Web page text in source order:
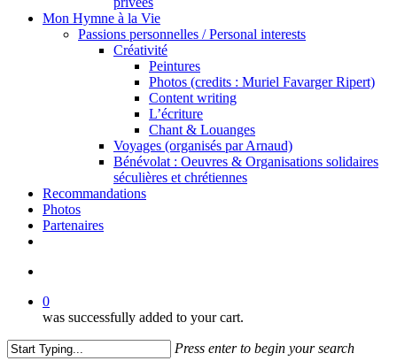
Mon Hymne à la Vie
Passions personnelles / Personal interests
Créativité
Peintures
Photos (credits : Muriel Favarger Ripert)
Content writing
L’écriture
Chant & Louanges
Voyages (organisés par Arnaud)
Bénévolat : Oeuvres & Organisations solidaires
séculières et chrétiennes
Recommandations
Photos
Partenaires
0
was successfully added to your cart.
Press enter to begin your search